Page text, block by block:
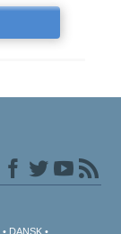
DANSK